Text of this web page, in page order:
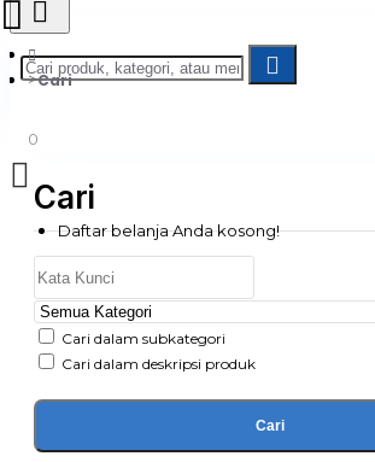
0
Daftar belanja Anda kosong!
Cari
Cari
Cari dalam subkategori
Cari dalam deskripsi produk
Cari